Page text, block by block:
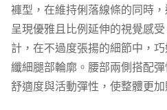
褲型，在維持俐落線條的同時
呈現優雅且比例延伸的視覺感
計，在不過度張揚的細節中，
纖細腿部輪廓。腰部兩側搭配
舒適度與活動彈性，使整體更加